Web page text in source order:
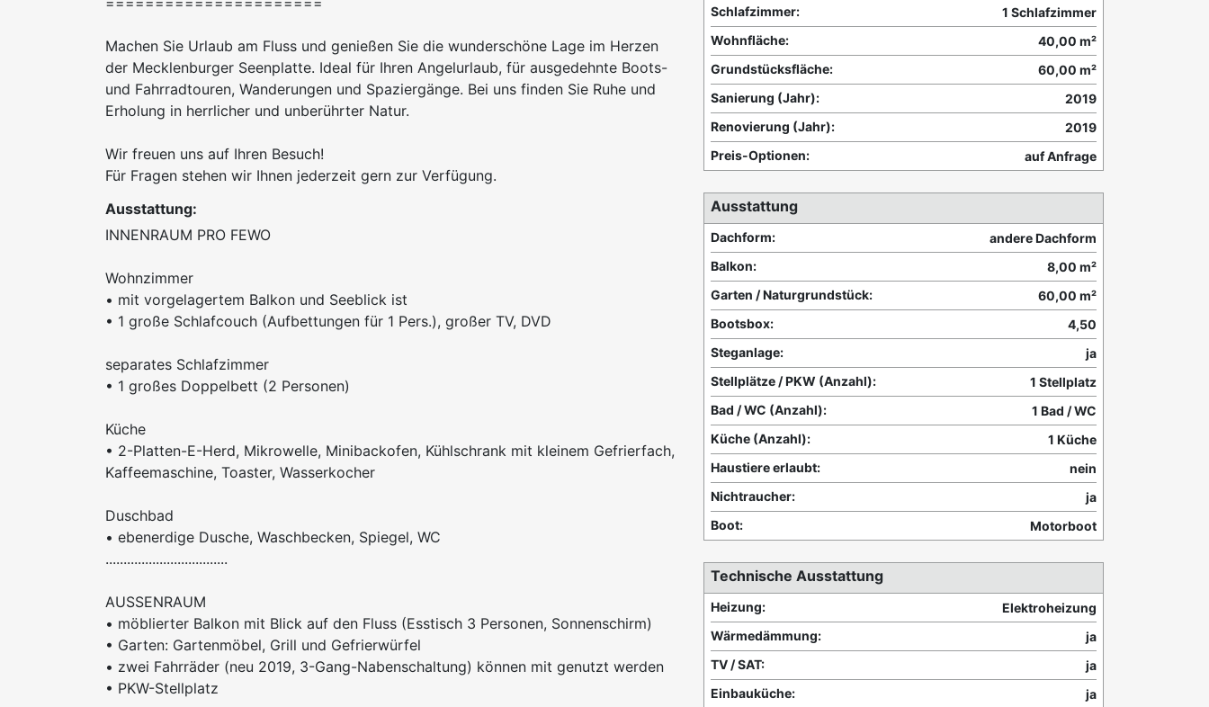
Machen Sie Urlaub am Fluss und genießen Sie die wunderschöne Lage im Herzen
der Mecklenburger Seenplatte. Ideal für Ihren Angelurlaub, für ausgedehnte Boots-
und Fahrradtouren, Wanderungen und Spaziergänge. Bei uns finden Sie Ruhe und
Erholung in herrlicher und unberührter Natur.
Wir freuen uns auf Ihren Besuch!
Für Fragen stehen wir Ihnen jederzeit gern zur Verfügung.
Ausstattung:
INNENRAUM PRO FEWO
Wohnzimmer
• mit vorgelagertem Balkon und Seeblick ist
• 1 große Schlafcouch (Aufbettungen für 1 Pers.), großer TV, DVD
separates Schlafzimmer
• 1 großes Doppelbett (2 Personen)
Küche
• 2-Platten-E-Herd, Mikrowelle, Minibackofen, Kühlschrank mit kleinem Gefrierfach,
Kaffeemaschine, Toaster, Wasserkocher
Duschbad
• ebenerdige Dusche, Waschbecken, Spiegel, WC
..................................
AUSSENRAUM
• möblierter Balkon mit Blick auf den Fluss (Esstisch 3 Personen, Sonnenschirm)
• Garten: Gartenmöbel, Grill und Gefrierwürfel
• zwei Fahrräder (neu 2019, 3-Gang-Nabenschaltung) können mit genutzt werden
• PKW-Stellplatz
Schlafzimmer:
1 Schlafzimmer
Wohnfläche:
40,00 m²
Grundstücksfläche:
60,00 m²
Sanierung (Jahr):
2019
Renovierung (Jahr):
2019
Preis-Optionen:
auf Anfrage
Ausstattung
Dachform:
andere Dachform
Balkon:
8,00 m²
Garten / Naturgrundstück:
60,00 m²
Bootsbox:
4,50
Steganlage:
ja
Stellplätze / PKW (Anzahl):
1 Stellplatz
Bad / WC (Anzahl):
1 Bad / WC
Küche (Anzahl):
1 Küche
Haustiere erlaubt:
nein
Nichtraucher:
ja
Boot:
Motorboot
Technische Ausstattung
Heizung:
Elektroheizung
Wärmedämmung:
ja
TV / SAT:
ja
Einbauküche:
ja